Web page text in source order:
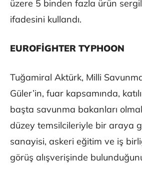
üzere 5 binden fazla ürün
ifadesini kullandı.
EUROFİGHTER TYPHOON
Tuğamiral Aktürk, Milli
Güler’in, fuar kapsamında,
başta savunma bakanları
düzey temsilcileriyle bir araya
sanayisi, askeri eğitim ve iş
görüş alışverişinde